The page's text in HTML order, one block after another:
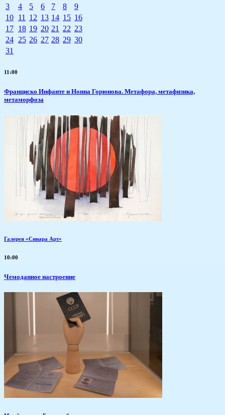
3
4 5 6 7 8
9
10 11 12 13 14 15 16
17 18 19 20 21 22 23
24 25 26 27 28 29 30
31
11:00
Франциско Инфанте и Нонна Горюнова. Метафора, метафизика,
метаморфоза
Галерея «Синара Арт»
10:00
Чемоданное настроение